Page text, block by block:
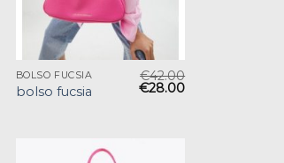
BOLSO FUCSIA
bolso fucsia
€42.00
€28.00